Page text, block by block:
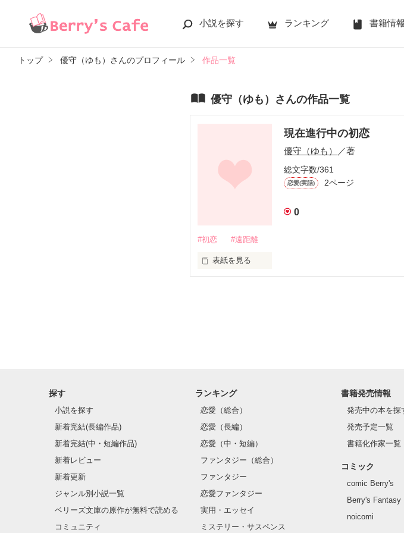
小説を探す ランキング 書籍情報
トップ 優守（ゆも）さんのプロフィール 作品一覧
優守（ゆも）さんの作品一覧
現在進行中の初恋
優守（ゆも） ／著
総文字数/361
恋愛(実話) 2ページ
0
#初恋 #遠距離
表紙を見る
探す
小説を探す
新着完結(長編作品)
新着完結(中・短編作品)
新着レビュー
新着更新
ジャンル別小説一覧
ベリーズ文庫の原作が無料で読める
コミュニティ
ランキング
恋愛（総合）
恋愛（長編）
恋愛（中・短編）
ファンタジー（総合）
ファンタジー
恋愛ファンタジー
実用・エッセイ
ミステリー・サスペンス
書籍発売情報
発売中の本を探
発売予定一覧
書籍化作家一覧
コミック
comic Berry's
Berry's Fantasy
noicomi